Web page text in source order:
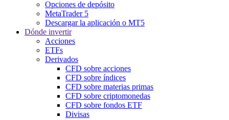
Opciones de depósito
MetaTrader 5
Descargar la aplicación o MT5
Dónde invertir
Acciones
ETFs
Derivados
CFD sobre acciones
CFD sobre índices
CFD sobre materias primas
CFD sobre criptomonedas
CFD sobre fondos ETF
Divisas